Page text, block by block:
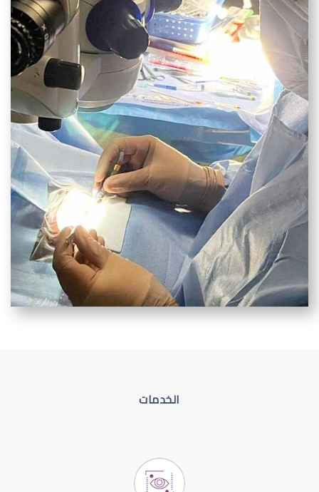
الخدمات